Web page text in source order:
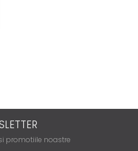
promotiile noastre